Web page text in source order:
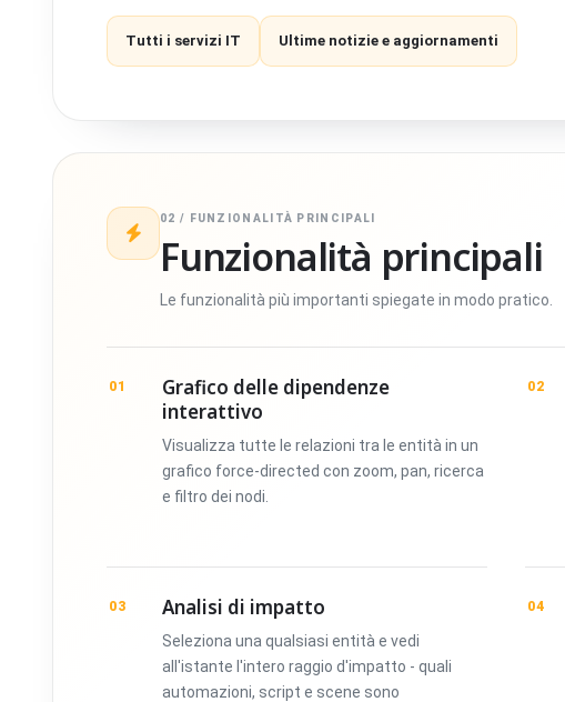
Tutti i servizi IT Ultime notizie e aggiornamenti
02 / FUNZIONALITÀ PRINCIPALI
Funzionalità principali
Le funzionalità più importanti spiegate in modo pratico.
01
Grafico delle dipendenze
interattivo
Visualizza tutte le relazioni tra le entità in un
grafico force-directed con zoom, pan, ricerca
e filtro dei nodi.
02
03 Analisi di impatto
Seleziona una qualsiasi entità e vedi
all'istante l'intero raggio d'impatto - quali
automazioni, script e scene sono
04